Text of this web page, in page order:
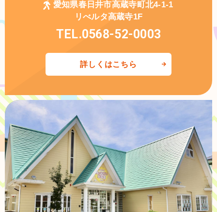
愛知県春日井市高蔵寺町北4-1-1
リべルタ高蔵寺1F
TEL.0568-52-0003
詳しくはこちら